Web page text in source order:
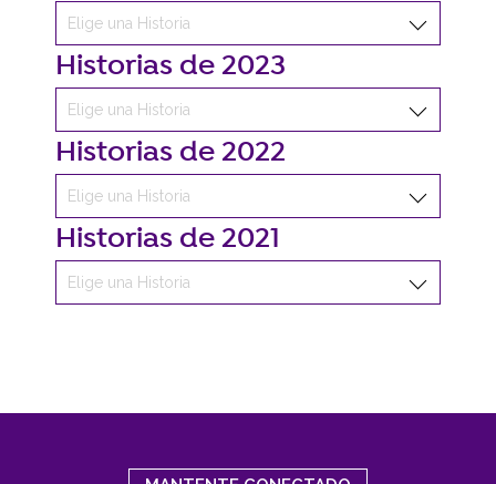
Historias de 2023
Historias de 2022
Historias de 2021